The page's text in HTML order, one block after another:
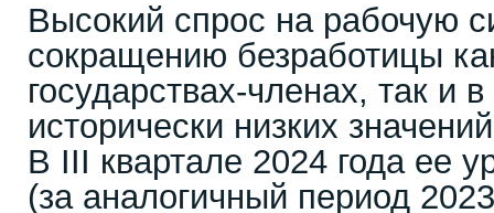
Высокий спрос на рабочую
сокращению безработицы
государствах-членах, так и в
исторически низких
В III квартале 2024 года ее
(за аналогичный период